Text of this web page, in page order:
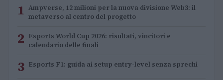
1 Ampverse, 12 milioni per la nuova divisione Web3: il
metaverso al centro del progetto
2 Esports World Cup 2026: risultati, vincitori e
calendario delle finali
3 Esports F1: guida ai setup entry-level senza sprechi